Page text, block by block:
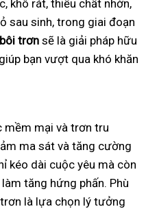
khô rát, thiếu chất nhờn,
sau sinh, trong giai đoạn
trơn sẽ là giải pháp hữu
bạn vượt qua khó khăn
mềm mại và trơn tru
ma sát và tăng cường
kéo dài cuộc yêu mà còn
tăng hứng phấn. Phù
là lựa chọn lý tưởng